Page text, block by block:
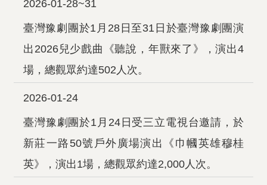
2026-01-28~31
臺灣豫劇團於1月28日至31日於臺灣豫劇團演
出2026兒少戲曲《聽說，年獸來了》，演出4
場，總觀眾約達502人次。
2026-01-24
臺灣豫劇團於1月24日受三立電視台邀請，於
新莊一路50號戶外廣場演出《巾幗英雄穆桂
英》，演出1場，總觀眾約達2,000人次。